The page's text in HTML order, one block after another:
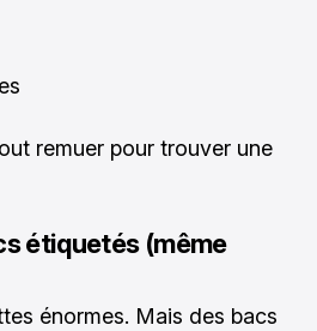
remuer pour trouver une
étiquetés (même
énormes. Mais des bacs